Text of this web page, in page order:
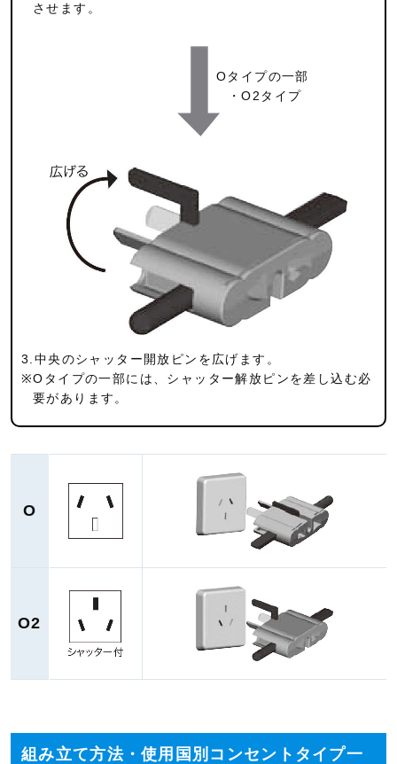
させます。
Oタイプの一部
・O2タイプ
3.中央のシャッター開放ピンを広げます。
※Oタイプの一部には、シャッター解放ピンを差し込む必
要があります。
O
O2
組み立て方法・使用国別コンセントタイプ一